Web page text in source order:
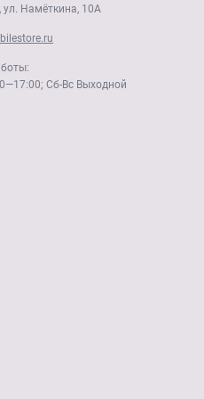
ул. Намёткина, 10А
Сб-Вс Выходной